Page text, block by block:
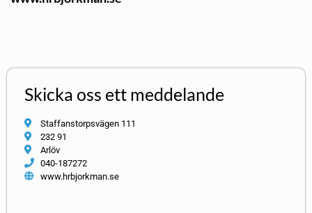
Skicka oss ett meddelande
Staffanstorpsvägen 111
232 91
Arlöv
040-187272
www.hrbjorkman.se